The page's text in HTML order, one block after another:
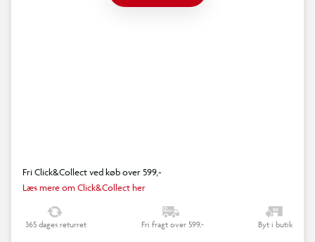
Fri Click&Collect ved køb over 599,-
Læs mere om Click&Collect her
365 dages returret Fri fragt over 599,- Byt i butik